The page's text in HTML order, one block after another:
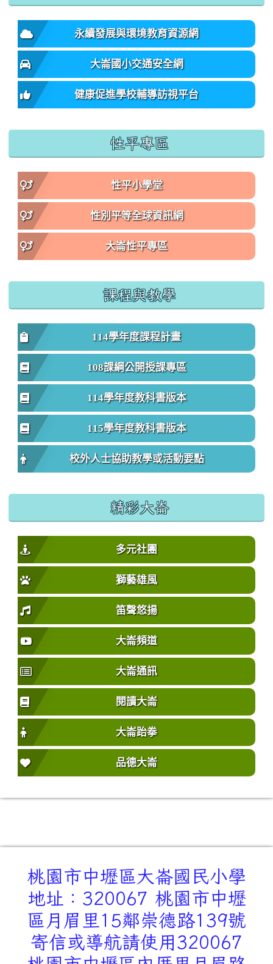
永續發展與環境教育資源網
大崙國小交通安全網
健康促進學校輔導訪視平台
性平專區
性平小學堂
性別平等全球資訊網
大崙性平專區
課程與教學
114學年度課程計畫
108課綱公開授課專區
114學年度教科書版本
115學年度教科書版本
校外人士協助教學或活動要點
精彩大崙
多元社團
獅藝雄風
笛聲悠揚
大崙頻道
大崙通訊
閱讀大崙
大崙跆拳
品德大崙
桃園市中壢區大崙國民小學
地址：320067 桃園市中壢
區月眉里15鄰崇德路139號
寄信或導航請使用320067